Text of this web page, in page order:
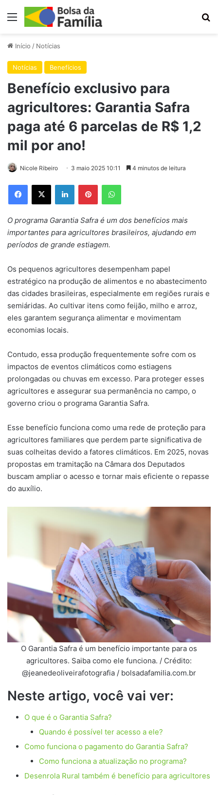
Menu
Início / Notícias
Notícias Benefícios
Benefício exclusivo para
agricultores: Garantia Safra
paga até 6 parcelas de R$ 1,2
mil por ano!
Nicole Ribeiro 3 maio 2025 10:11 4 minutos de leitura
Facebook
X LinkedinPinterestWhatsApp
O programa Garantia Safra é um dos benefícios mais
importantes para agricultores brasileiros, ajudando em
períodos de grande estiagem.
Os pequenos agricultores desempenham papel
estratégico na produção de alimentos e no abastecimento
das cidades brasileiras, especialmente em regiões rurais e
semiáridas. Ao cultivar itens como feijão, milho e arroz,
eles garantem segurança alimentar e movimentam
economias locais.
Contudo, essa produção frequentemente sofre com os
impactos de eventos climáticos como estiagens
prolongadas ou chuvas em excesso. Para proteger esses
agricultores e assegurar sua permanência no campo, o
governo criou o programa Garantia Safra.
Esse benefício funciona como uma rede de proteção para
agricultores familiares que perdem parte significativa de
suas colheitas devido a fatores climáticos. Em 2025, novas
propostas em tramitação na Câmara dos Deputados
buscam ampliar o acesso e tornar mais eficiente o repasse
do auxílio.
O Garantia Safra é um benefício importante para os
agricultores. Saiba como ele funciona. / Crédito:
@jeanedeoliveirafotografia / bolsadafamilia.com.br
Neste artigo, você vai ver:
O que é o Garantia Safra?
Quando é possível ter acesso a ele?
Como funciona o pagamento do Garantia Safra?
Como funciona a atualização no programa?
Desenrola Rural também é benefício para agricultores